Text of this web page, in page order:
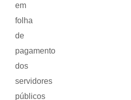
em
folha
de
pagamento
dos
servidores
públicos